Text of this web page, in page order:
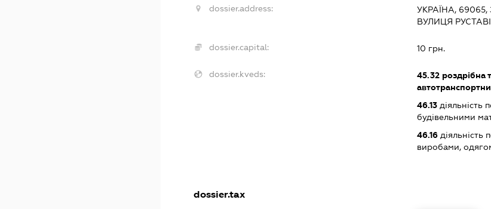
dossier.address:
УКРАЇНА,
ВУЛИЦЯ
dossier.capital: 10 грн.
dossier.kveds: 45.32роздрібна
46.13діяльність
будівельними
46.16діяльність
виробами,
dossier.tax